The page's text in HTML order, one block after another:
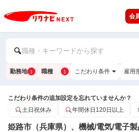
会
職種・キーワードから探す
勤務地 1 職種 1 こだわり条件 雇用
こだわり条件の追加設定を忘れていませんか？
土日祝休み
年間休日120日以上
姫路市（兵庫県）、機械/電気/電子